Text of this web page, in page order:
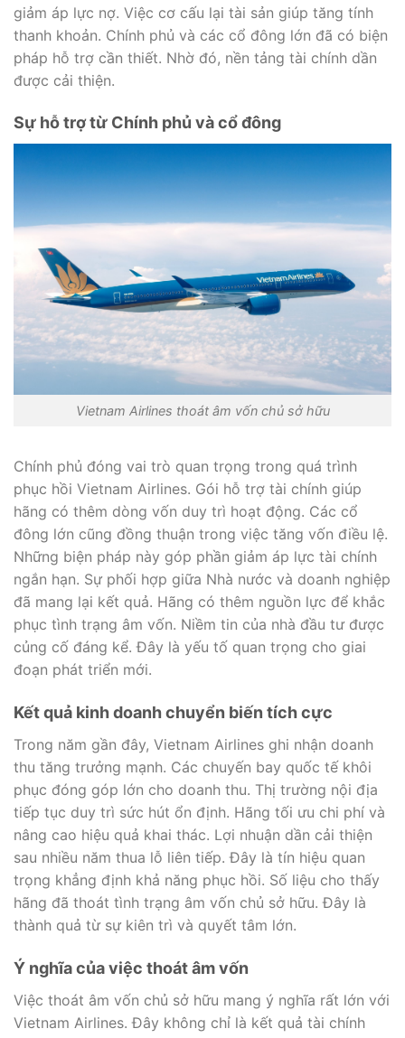
giảm áp lực nợ. Việc cơ cấu lại tài sản giúp tăng tính
thanh khoản. Chính phủ và các cổ đông lớn đã có biện
pháp hỗ trợ cần thiết. Nhờ đó, nền tảng tài chính dần
được cải thiện.
Sự hỗ trợ từ Chính phủ và cổ đông
Vietnam Airlines thoát âm vốn chủ sở hữu
Chính phủ đóng vai trò quan trọng trong quá trình
phục hồi Vietnam Airlines. Gói hỗ trợ tài chính giúp
hãng có thêm dòng vốn duy trì hoạt động. Các cổ
đông lớn cũng đồng thuận trong việc tăng vốn điều lệ.
Những biện pháp này góp phần giảm áp lực tài chính
ngắn hạn. Sự phối hợp giữa Nhà nước và doanh nghiệp
đã mang lại kết quả. Hãng có thêm nguồn lực để khắc
phục tình trạng âm vốn. Niềm tin của nhà đầu tư được
củng cố đáng kể. Đây là yếu tố quan trọng cho giai
đoạn phát triển mới.
Kết quả kinh doanh chuyển biến tích cực
Trong năm gần đây, Vietnam Airlines ghi nhận doanh
thu tăng trưởng mạnh. Các chuyến bay quốc tế khôi
phục đóng góp lớn cho doanh thu. Thị trường nội địa
tiếp tục duy trì sức hút ổn định. Hãng tối ưu chi phí và
nâng cao hiệu quả khai thác. Lợi nhuận dần cải thiện
sau nhiều năm thua lỗ liên tiếp. Đây là tín hiệu quan
trọng khẳng định khả năng phục hồi. Số liệu cho thấy
hãng đã thoát tình trạng âm vốn chủ sở hữu. Đây là
thành quả từ sự kiên trì và quyết tâm lớn.
Ý nghĩa của việc thoát âm vốn
Việc thoát âm vốn chủ sở hữu mang ý nghĩa rất lớn với
Vietnam Airlines. Đây không chỉ là kết quả tài chính